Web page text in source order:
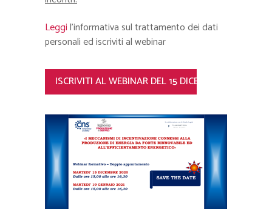
Leggil’informativa sul trattamento dei dati
personali ed iscriviti al webinar
ISCRIVITI AL WEBINAR DEL 15 DICEMBRE 2020